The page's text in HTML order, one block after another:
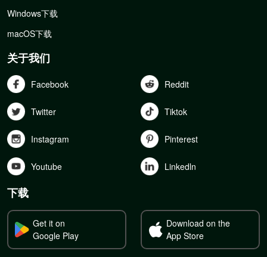
Windows下载
macOS下载
关于我们
Facebook Reddit
Twitter Tiktok
Instagram Pinterest
Youtube Linkedln
下载
Get it on
Google Play
Download on the
App Store